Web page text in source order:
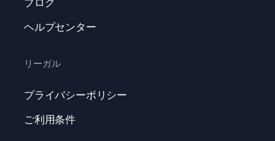
ヘルプセンター
リーガル
プライバシーポリシー
ご利用条件